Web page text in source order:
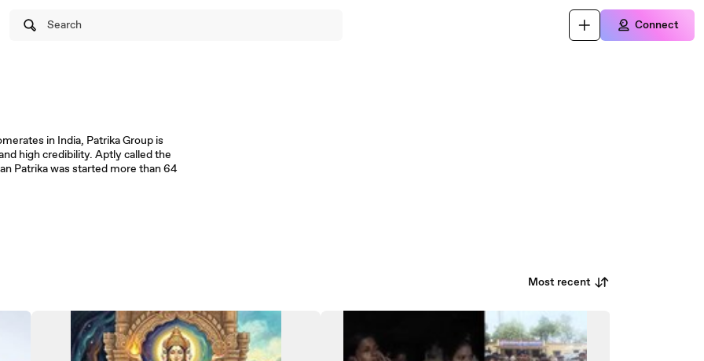
Search Connect
in India, Patrika Group is
high credibility. Aptly called the
Patrika was started more than 64
Most recent